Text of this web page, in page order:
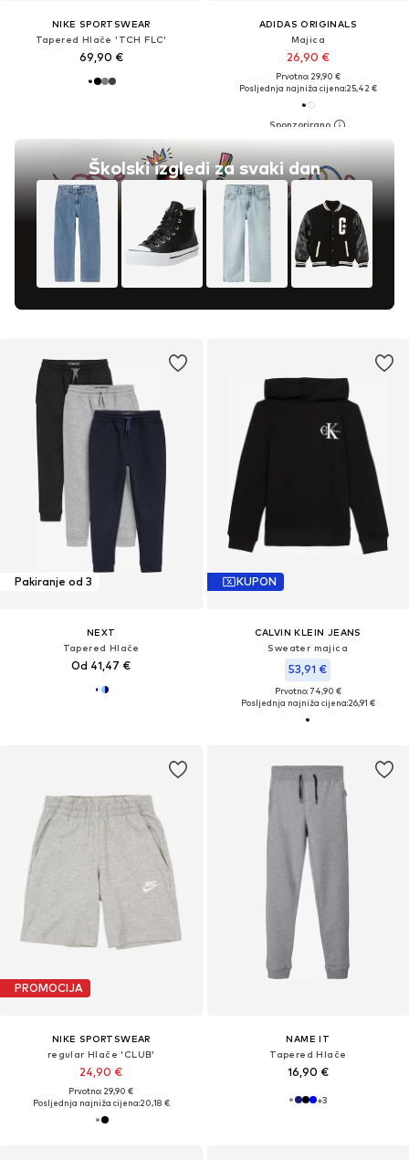
NIKE SPORTSWEAR
Tapered Hlače 'TCH FLC'
69,90 €
Školski izgledi za svaki dan
ADIDAS ORIGINALS
Majica
26,90 €
Prvotno: 29,90 €
Posljednja najniža cijena:25,42 €
Pakiranje od 3
NEXT
Tapered Hlače
Od 41,47 €
KUPON
CALVIN KLEIN JEANS
Sweater majica
53,91 €
Prvotno: 74,90 €
Posljednja najniža cijena:26,91 €
PROMOCIJA
NIKE SPORTSWEAR
regular Hlače 'CLUB'
24,90 €
Prvotno: 29,90 €
Posljednja najniža cijena:20,18 €
NAME IT
Tapered Hlače
16,90 €
+3